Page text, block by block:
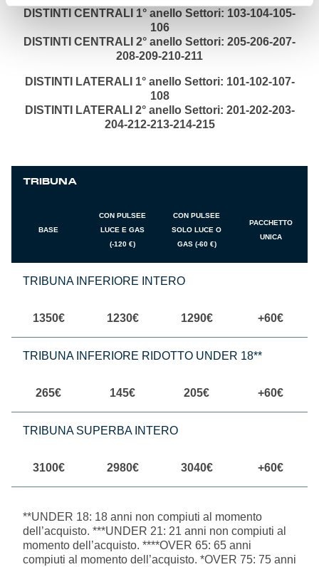
DISTINTI CENTRALI 1° anello Settori: 103-104-105-
106
DISTINTI CENTRALI 2° anello Settori: 205-206-207-
208-209-210-211
DISTINTI LATERALI 1° anello Settori: 101-102-107-
108
DISTINTI LATERALI 2° anello Settori: 201-202-203-
204-212-213-214-215
TRIBUNA
BASE
CON PULSEE
LUCE E GAS
(-120 €)
CON PULSEE
SOLO LUCE O
GAS (-60 €)
PACCHETTO
UNICA
TRIBUNA INFERIORE INTERO
1350€ 1230€ 1290€ +60€
TRIBUNA INFERIORE RIDOTTO UNDER 18**
265€ 145€ 205€ +60€
TRIBUNA SUPERBA INTERO
3100€ 2980€ 3040€ +60€
**UNDER 18: 18 anni non compiuti al momento
dell’acquisto. ***UNDER 21: 21 anni non compiuti al
momento dell’acquisto. ****OVER 65: 65 anni
compiuti al momento dell’acquisto. *OVER 75: 75 anni